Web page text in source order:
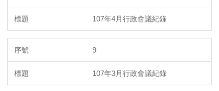
107年4月行政會議紀錄
9
107年3月行政會議紀錄